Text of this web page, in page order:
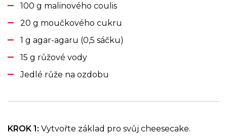
100 g malinového coulis
20 g moučkového cukru
1 g agar-agaru (0,5 sáčku)
15 g růžové vody
Jedlé růže na ozdobu
KROK 1: Vytvořte základ pro svůj cheesecake.